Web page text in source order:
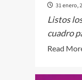
31 enero,
Listos
cuadro
Read